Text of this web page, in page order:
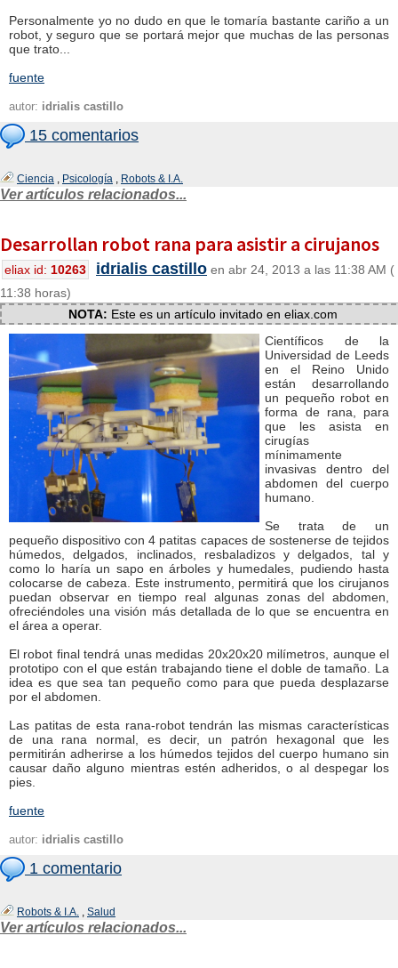
Personalmente yo no dudo en que le tomaría bastante cariño a un
robot, y seguro que se portará mejor que muchas de las personas
que trato...
fuente
autor: idrialis castillo
15 comentarios
Ciencia , Psicología , Robots & I.A.
Ver artículos relacionados...
Desarrollan robot rana para asistir a cirujanos
eliax id: 10263 idrialis castillo en abr 24, 2013 a las 11:38 AM (
11:38 horas)
NOTA: Este es un artículo invitado en eliax.com
Científicos de la
Universidad de Leeds
en el Reino Unido
están desarrollando
un pequeño robot en
forma de rana, para
que les asista en
cirugías
mínimamente
invasivas dentro del
abdomen del cuerpo
humano.
Se trata de un
pequeño dispositivo con 4 patitas capaces de sostenerse de tejidos
húmedos, delgados, inclinados, resbaladizos y delgados, tal y
como lo haría un sapo en árboles y humedales, pudiendo hasta
colocarse de cabeza. Este instrumento, permitirá que los cirujanos
puedan observar en tiempo real algunas zonas del abdomen,
ofreciéndoles una visión más detallada de lo que se encuentra en
el área a operar.
El robot final tendrá unas medidas 20x20x20 milímetros, aunque el
prototipo con el que están trabajando tiene el doble de tamaño. La
idea es que sea tan pequeño como para que pueda desplazarse
por el abdomen.
Las patitas de esta rana-robot tendrán las mismas características
de una rana normal, es decir, un patrón hexagonal que les
permitirán adherirse a los húmedos tejidos del cuerpo humano sin
causar daño alguno mientras estén adheridos, o al despegar los
pies.
fuente
autor: idrialis castillo
1 comentario
Robots & I.A. , Salud
Ver artículos relacionados...